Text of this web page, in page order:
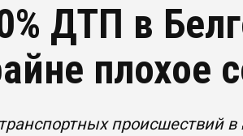
ДТП в
плохое
происшествий в